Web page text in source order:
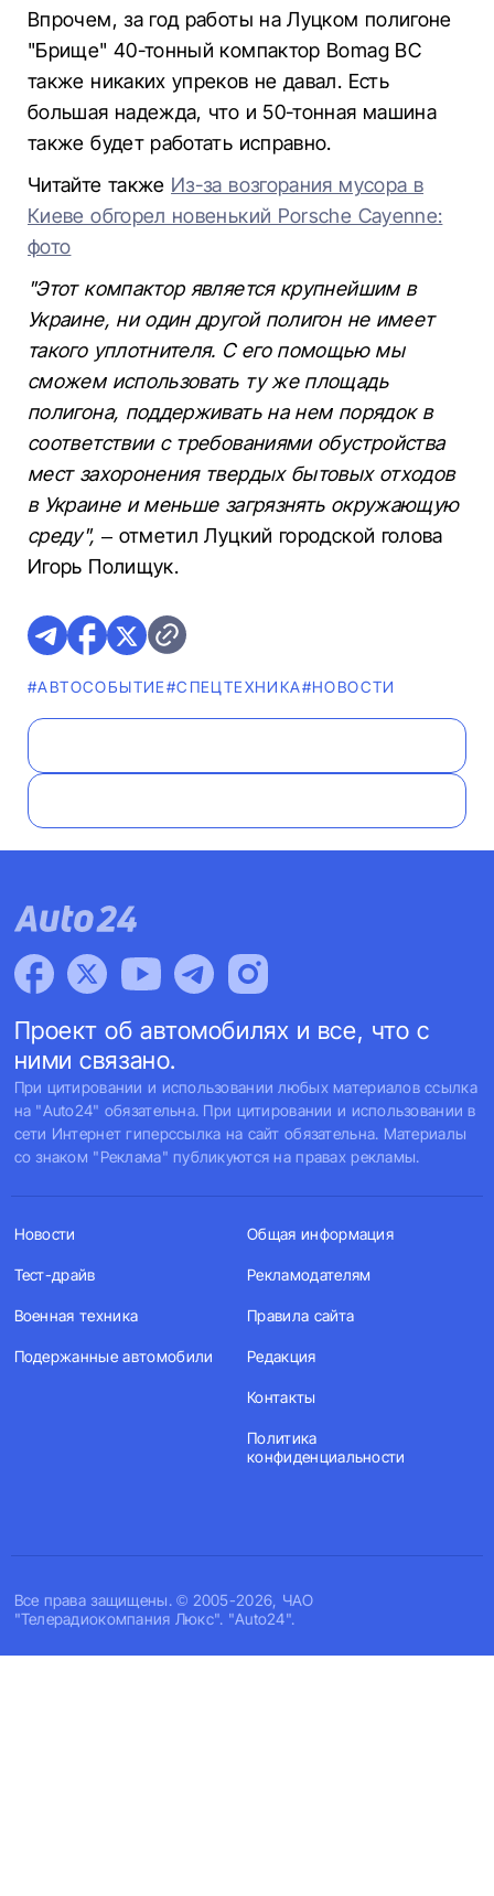
Впрочем, за год работы на Луцком полигоне
"Брище" 40-тонный компактор Bomag BC
также никаких упреков не давал. Есть
большая надежда, что и 50-тонная машина
также будет работать исправно.
Читайте также Из-за возгорания мусора в
Киеве обгорел новенький Porsche Cayenne:
фото
"Этот компактор является крупнейшим в
Украине, ни один другой полигон не имеет
такого уплотнителя. С его помощью мы
сможем использовать ту же площадь
полигона, поддерживать на нем порядок в
соответствии с требованиями обустройства
мест захоронения твердых бытовых отходов
в Украине и меньше загрязнять окружающую
среду", – отметил Луцкий городской голова
Игорь Полищук.
#АВТОСОБЫТИЕ#СПЕЦТЕХНИКА#НОВОСТИ
Проект об автомобилях и все, что с
ними связано.
При цитировании и использовании любых материалов ссылка
на "Auto24" обязательна. При цитировании и использовании в
сети Интернет гиперссылка на сайт обязательна. Материалы
со знаком "Реклама" публикуются на правах рекламы.
Все права защищены. © 2005-2026, ЧАО
"Телерадиокомпания Люкс". "Auto24".
Новости
Тест-драйв
Военная техника
Подержанные автомобили
Общая информация
Рекламодателям
Правила сайта
Редакция
Контакты
Политика
конфиденциальности